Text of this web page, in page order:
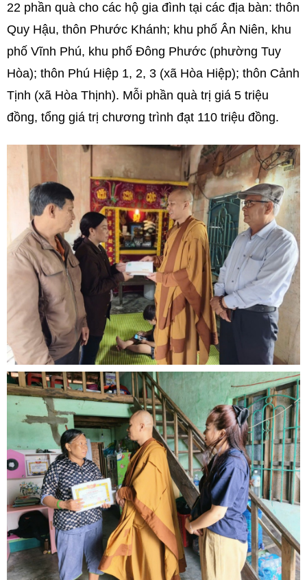
22 phần quà cho các hộ gia đình tại các địa bàn: thôn
Quy Hậu, thôn Phước Khánh; khu phố Ân Niên, khu
phố Vĩnh Phú, khu phố Đông Phước (phường Tuy
Hòa); thôn Phú Hiệp 1, 2, 3 (xã Hòa Hiệp); thôn Cảnh
Tịnh (xã Hòa Thịnh). Mỗi phần quà trị giá 5 triệu
đồng, tổng giá trị chương trình đạt 110 triệu đồng.